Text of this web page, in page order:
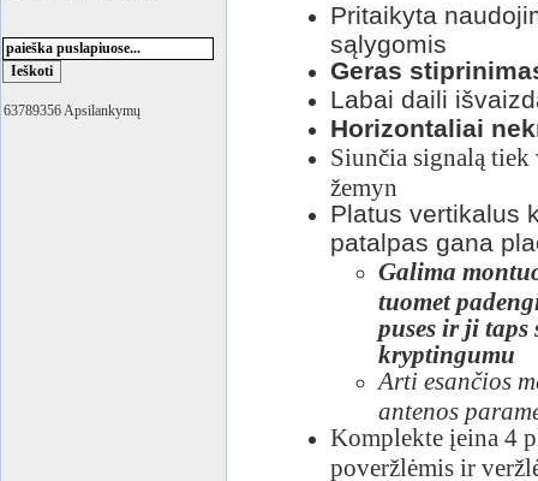
63789356 Apsilankymų
Pritaikyta
sąlygomis
Geras
Labai daili
Horizontaliai
Siunčia signalą
žemyn
Platus vertikalus
patalpas gana
Galima
tuomet
puses ir ji
kryptingumu
Arti esančios
antenos
Komplekte įeina 4
poveržlėmis ir